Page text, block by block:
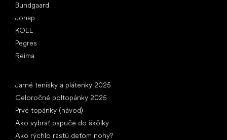
Bundgaard
Jonap
KOEL
Pegres
Reima
Jarné tenisky a plátenky 2025
Celoročné poltopánky 2025
Prvé topánky (návod)
Ako vybrať papuče do škôlky
Ako rýchlo rastú deťom nohy?